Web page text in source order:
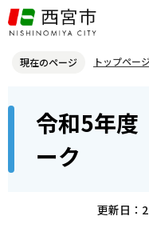
こ
の
ジ
頭
現在のページ トップページ
姉妹都市 スポーケン市（ア
令和5年
ーク
更新日：